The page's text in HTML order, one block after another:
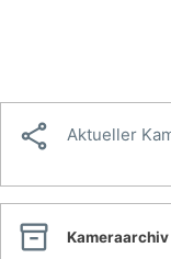
 Aktueller
 Kameraarchiv